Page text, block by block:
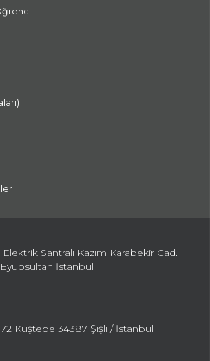
Santralı Kazım Karabekir Cad.
İstanbul
Kuştepe 34387 Şişli / İstanbul